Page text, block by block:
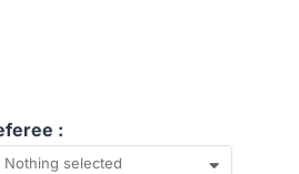
:
Nothing selected